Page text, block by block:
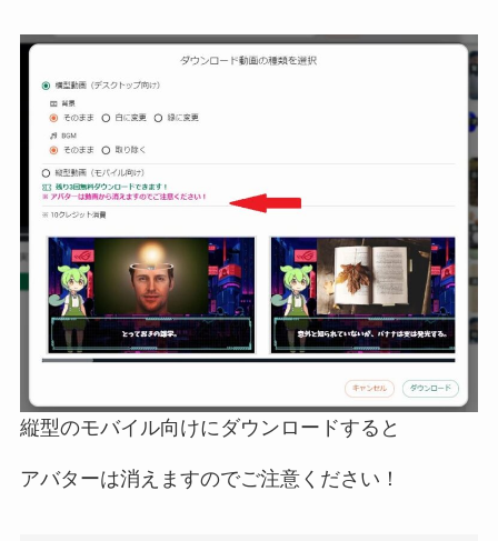
縦型のモバイル向けにダウンロードすると
アバターは消えますのでご注意ください！